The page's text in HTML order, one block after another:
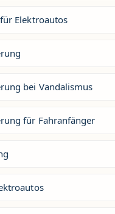
Elektroautos
bei Vandalismus
für Fahranfänger